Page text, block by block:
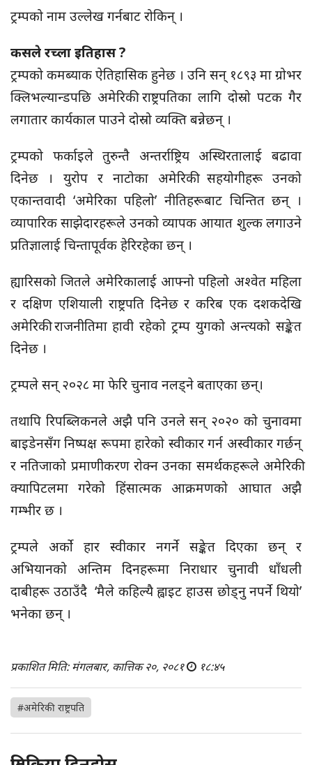
ट्रम्पको नाम उल्लेख गर्नबाट रोकिन् ।
कसलेरच्लाइतिहास ?
ट्रम्पको कमब्याक ऐतिहासिक हुनेछ । उनि सन् १८९३ मा ग्रोभर
क्लिभल्यान्डपछि अमेरिकी राष्ट्रपतिका लागि दोस्रो पटक गैर
लगातार कार्यकाल पाउने दोस्रो व्यक्ति बन्नेछन् ।
ट्रम्पको फर्काइले तुरुन्तै अन्तर्राष्ट्रिय अस्थिरतालाई बढावा
दिनेछ । युरोप र नाटोका अमेरिकी सहयोगीहरू उनको
एकान्तवादी ‘अमेरिका पहिलो’ नीतिहरूबाट चिन्तित छन् ।
व्यापारिक साझेदारहरूले उनको व्यापक आयात शुल्क लगाउने
प्रतिज्ञालाईचिन्तापूर्वकहेरिरहेका छन् ।
ह्यारिसको जितले अमेरिकालाई आफ्नो पहिलो अश्वेत महिला
र दक्षिण एशियाली राष्ट्रपति दिनेछ र करिब एक दशकदेखि
अमेरिकी राजनीतिमा हावी रहेको ट्रम्प युगको अन्त्यको सङ्केत
दिनेछ ।
ट्रम्पले सन् २०२८ मा फेरि चुनाव नलड्ने बताएका छन्।
तथापि रिपब्लिकनले अझै पनि उनले सन् २०२० को चुनावमा
बाइडेनसँग निष्पक्ष रूपमा हारेको स्वीकार गर्न अस्वीकार गर्छन्
र नतिजाको प्रमाणीकरण रोक्न उनका समर्थकहरूले अमेरिकी
क्यापिटलमा गरेको हिंसात्मक आक्रमणको आघात अझै
गम्भीर छ ।
ट्रम्पले अर्को हार स्वीकार नगर्ने सङ्केत दिएका छन् र
अभियानको अन्तिम दिनहरूमा निराधार चुनावी धाँधली
दाबीहरू उठाउँदै ‘मैले कहिल्यै ह्वाइट हाउस छोड्नु नपर्ने थियो’
भनेका छन् ।
प्रकाशित मिति: मंगलबार, कात्तिक २०, २०८१ १८:४५
#अमेरिकी राष्ट्रपति